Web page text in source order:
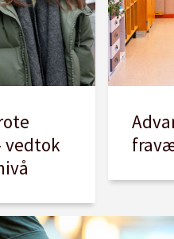
vedtok